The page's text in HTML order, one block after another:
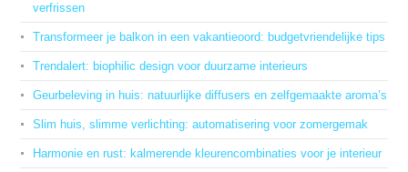
verfrissen
Transformeer je balkon in een vakantieoord: budgetvriendelijke tips
Trendalert: biophilic design voor duurzame interieurs
Geurbeleving in huis: natuurlijke diffusers en zelfgemaakte aroma’s
Slim huis, slimme verlichting: automatisering voor zomergemak
Harmonie en rust: kalmerende kleurencombinaties voor je interieur